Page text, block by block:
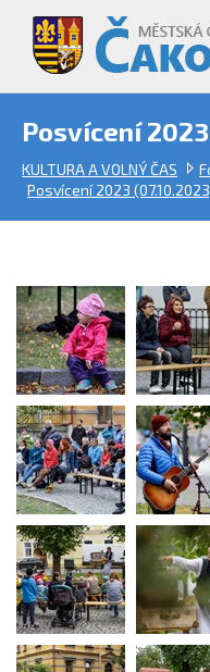
Posvícení
KULTURA A VOLNÝ ČAS
Posvícení 2023